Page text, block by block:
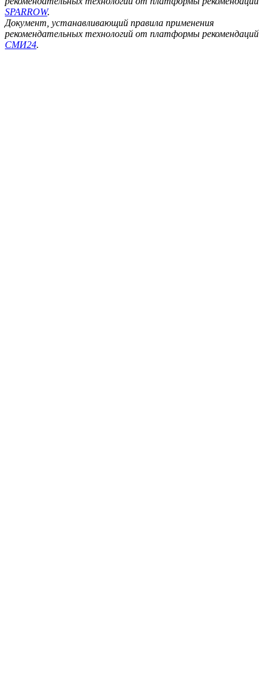
SPARROW.
Документ, устанавливающий правила применения
рекомендательных технологий от платформы рекомендаций
СМИ24.